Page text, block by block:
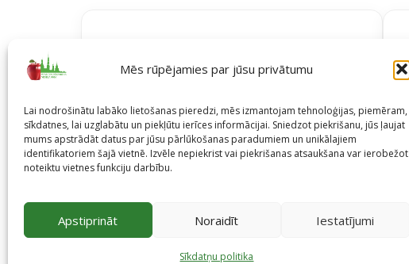
Mēs rūpējamies par jūsu privātumu
Lai nodrošinātu labāko lietošanas pieredzi, mēs izmantojam tehnoloģijas, piemēram,
sīkdatnes, lai uzglabātu un piekļūtu ierīces informācijai. Sniedzot piekrišanu, jūs ļaujat
mums apstrādāt datus par jūsu pārlūkošanas paradumiem un unikālajiem
identifikatoriem šajā vietnē. Izvēle nepiekrist vai piekrišanas atsaukšana var ierobežot
noteiktu vietnes funkciju darbību.
Apstiprināt Noraidīt Iestatījumi
Kalendārs